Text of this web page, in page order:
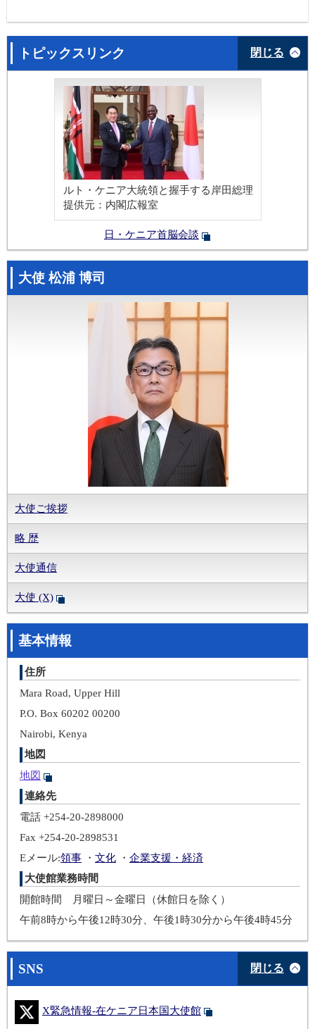
トピックスリンク 閉じる
ルト・ケニア大統領と握手する岸田総理
提供元： 内閣広報室
日・ケニア首脳会談
大使 松浦 博司
大使ご挨拶
略 歴
大使通信
大使 (X)
基本情報
住所
Mara Road, Upper Hill
P.O. Box 60202 00200
Nairobi, Kenya
地図
地図
連絡先
電話 +254-20-2898000
Fax +254-20-2898531
Eメール:領事 ・ 文化 ・ 企業支援・経済
大使館業務時間
開館時間 月曜日～金曜日（休館日を除く）
午前8時から午後12時30分、午後1時30分から午後4時45分
SNS 閉じる
X緊急情報-在ケニア日本国大使館